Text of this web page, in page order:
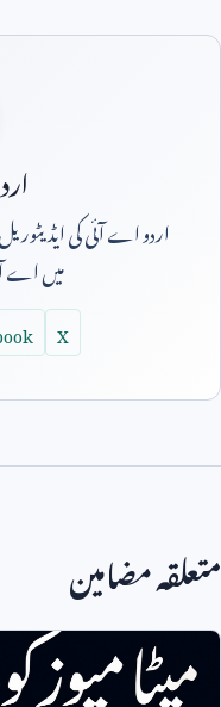
اردو اے آئی کی
میں اے
X
متعلقہ مضامین